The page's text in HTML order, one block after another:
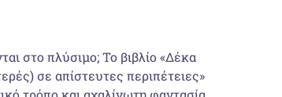
στο πλύσιμο; Το βιβλίο «Δέκα
σε απίστευτες περιπέτειες»